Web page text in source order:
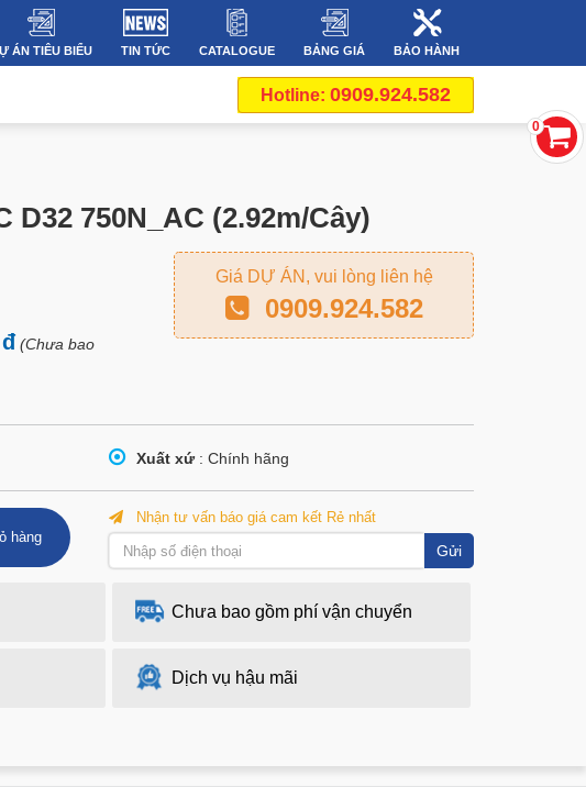
ÁN TIÊU BIỂU TIN TỨC CATALOGUE BẢNG GIÁ BẢO HÀNH
Hotline: 0909.924.582
750N_AC (2.92m/Cây)
(Chưa bao
Giá DỰ ÁN, vui lòng liên hệ
0909.924.582
Xuất xứ: Chính hãng
hàng
Nhận tư vấn báo giá cam kết Rẻ nhất
Gửi
Chưa bao gồm phí vận chuyển
Dịch vụ hậu mãi
0